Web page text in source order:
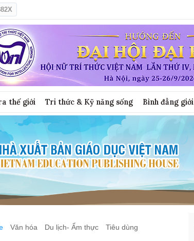
thế giới Tri thức & Kỹ năng sống Bình đẳng giới
Văn hóa Du lịch- Ẩm thực Tiêu dùng